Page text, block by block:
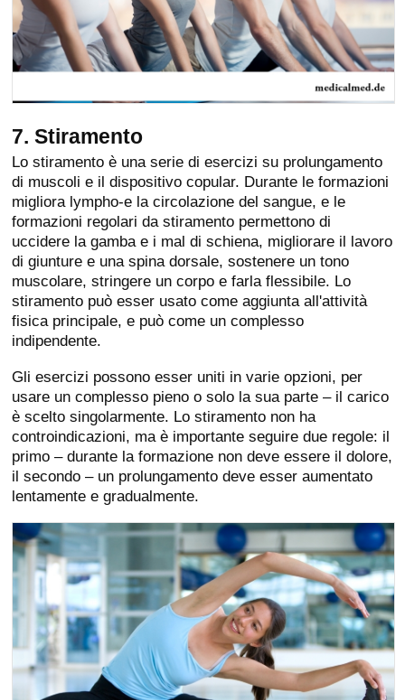
7. Stiramento
Lo stiramento è una serie di esercizi su prolungamento
di muscoli e il dispositivo copular. Durante le formazioni
migliora lympho-e la circolazione del sangue, e le
formazioni regolari da stiramento permettono di
uccidere la gamba e i mal di schiena, migliorare il lavoro
di giunture e una spina dorsale, sostenere un tono
muscolare, stringere un corpo e farla flessibile. Lo
stiramento può esser usato come aggiunta all'attività
fisica principale, e può come un complesso
indipendente.
Gli esercizi possono esser uniti in varie opzioni, per
usare un complesso pieno o solo la sua parte – il carico
è scelto singolarmente. Lo stiramento non ha
controindicazioni, ma è importante seguire due regole: il
primo – durante la formazione non deve essere il dolore,
il secondo – un prolungamento deve esser aumentato
lentamente e gradualmente.